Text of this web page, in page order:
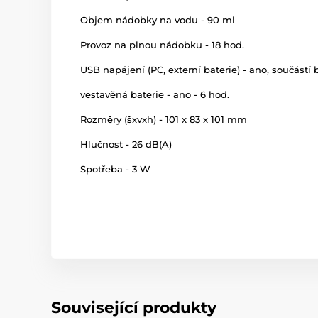
Objem nádobky na vodu - 90 ml
Provoz na plnou nádobku - 18 hod.
USB napájení (PC, externí baterie) - ano, součástí
vestavěná baterie - ano - 6 hod.
Rozměry (šxvxh) - 101 x 83 x 101 mm
Hlučnost - 26 dB(A)
Spotřeba - 3 W
Související produkty